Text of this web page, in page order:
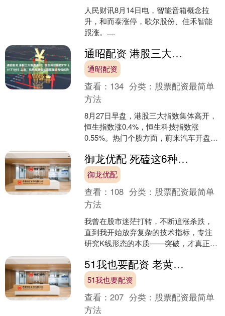
人民财讯8月14日电，智能音箱概念拉
升，和而泰涨停，歌尔股份、佳禾智能
跟涨。....
通昭配资 港股三大指数高开，恒生科技指数ETF（513180）上涨，机构称港股长期胜在结构性优势
通昭配资
查看： 134 分类： 股票配资最简单
方法
8月27日早盘，港股三大指数集体高开，
恒生指数涨0.4%，恒生科技指数涨
0.55%。热门个股方面，蔚来汽车开盘涨
同赛道规....
御龙优配 死磕这6种形态，主升浪一抓一个准！
御龙优配
查看： 108 分类： 股票配资最简单
方法
我曾在股市迷茫打转，不断追涨杀跌，
直到我开始放弃复杂的技术指标，专注
研究K线形态的本质——突破，才真正实
现，绝大多数主升浪在启动....
51我也要配资 老黄给白宫画饼，国产芯片“借上英伟达的东风”
51我也要配资
查看：207 分类： 股票配资最简单
方法